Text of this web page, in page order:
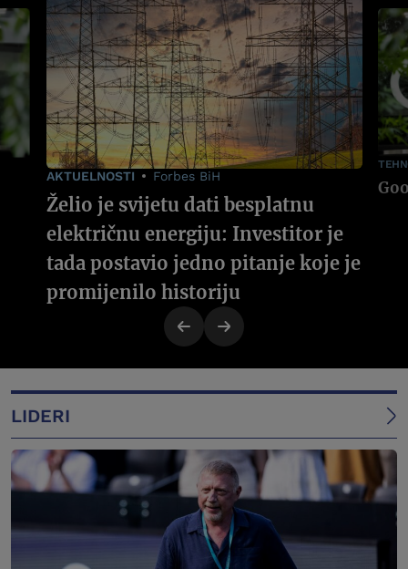
AKTUELNOSTI Forbes BiH
Želio je svijetu dati besplatnu
električnu energiju: Investitor je
tada postavio jedno pitanje koje je
promijenilo historiju
LIDERI